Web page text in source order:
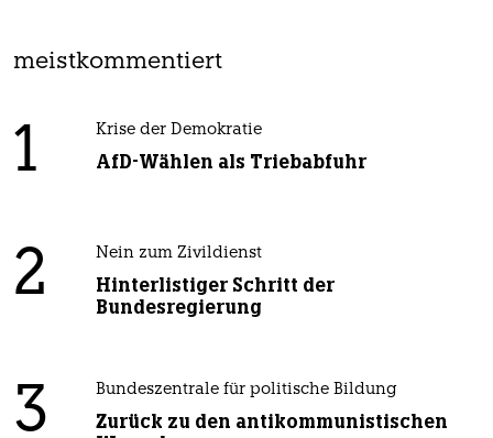
meistkommentiert
1 Krise der Demokratie
AfD-Wählen als Triebabfuhr
2 Nein zum Zivildienst
Hinterlistiger Schritt der
Bundesregierung
3 Bundeszentrale für politische Bildung
Zurück zu den antikommunistischen